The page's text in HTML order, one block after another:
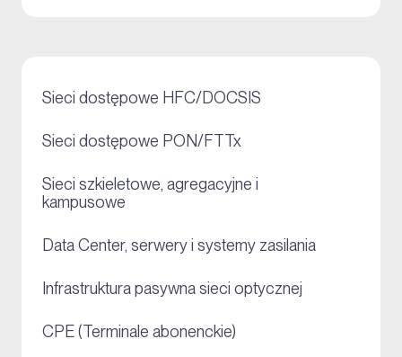
Sieci dostępowe HFC/DOCSIS
Sieci dostępowe PON/FTTx
Sieci szkieletowe, agregacyjne i
kampusowe
Data Center, serwery i systemy zasilania
Infrastruktura pasywna sieci optycznej
CPE (Terminale abonenckie)